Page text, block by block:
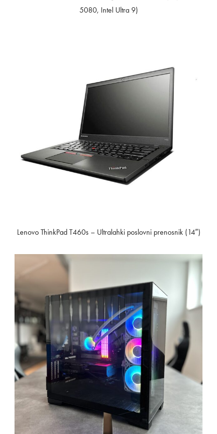
5080, Intel Ultra 9)
Lenovo ThinkPad T460s – Ultralahki poslovni prenosnik (14″)